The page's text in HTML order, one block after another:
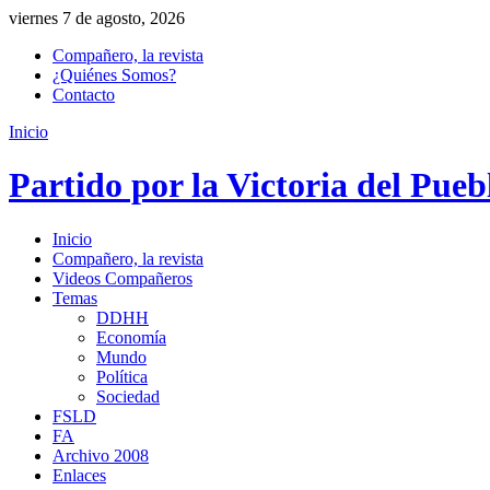
viernes 7 de agosto, 2026
Compañero, la revista
¿Quiénes Somos?
Contacto
Inicio
Partido por la Victoria del
Inicio
Compañero, la revista
Videos Compañeros
Temas
DDHH
Economía
Mundo
Política
Sociedad
FSLD
FA
Archivo 2008
Enlaces